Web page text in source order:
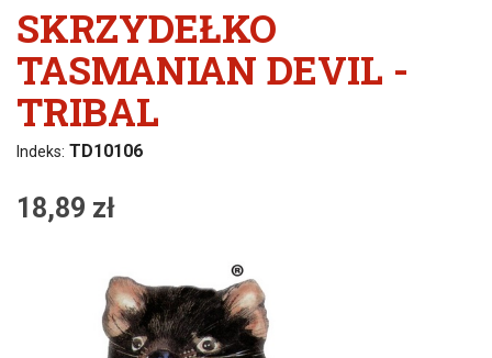
SKRZYDEŁKO
TASMANIAN DEVIL -
TRIBAL
Indeks: TD10106
18,89 zł